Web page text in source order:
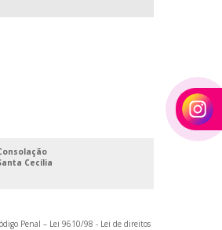
Cecília
Penal – Lei 9610/98 - Lei de direitos